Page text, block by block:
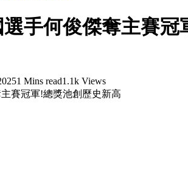
手何俊傑奪主賽
1 Mins read1.1k Views